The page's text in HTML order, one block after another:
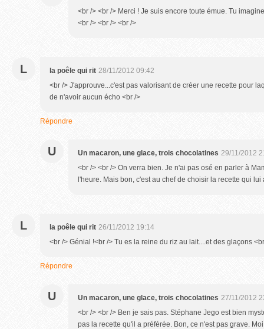
<br /> <br /> Merci ! Je suis encore toute émue. Tu
<br /> <br /> <br />
L la poêle qui rit 28/11/2012 09:42
<br /> J'approuve...c'est pas valorisant de créer une recette pour
de n'avoir aucun écho <br />
Répondre
U Un macaron, une glace, trois chocolatines 29/11/2012
<br /> <br /> On verra bien. Je n'ai pas osé en parler à
l'heure. Mais bon, c'est au chef de choisir la recette qui lui
L la poêle qui rit 26/11/2012 19:14
<br /> Génial !<br /> Tu es la reine du riz au lait....et des glaçons
Répondre
U Un macaron, une glace, trois chocolatines 27/11/2012
<br /> <br /> Ben je sais pas. Stéphane Jego est bien
pas la recette qu'il a préférée. Bon, ce n'est pas grave.